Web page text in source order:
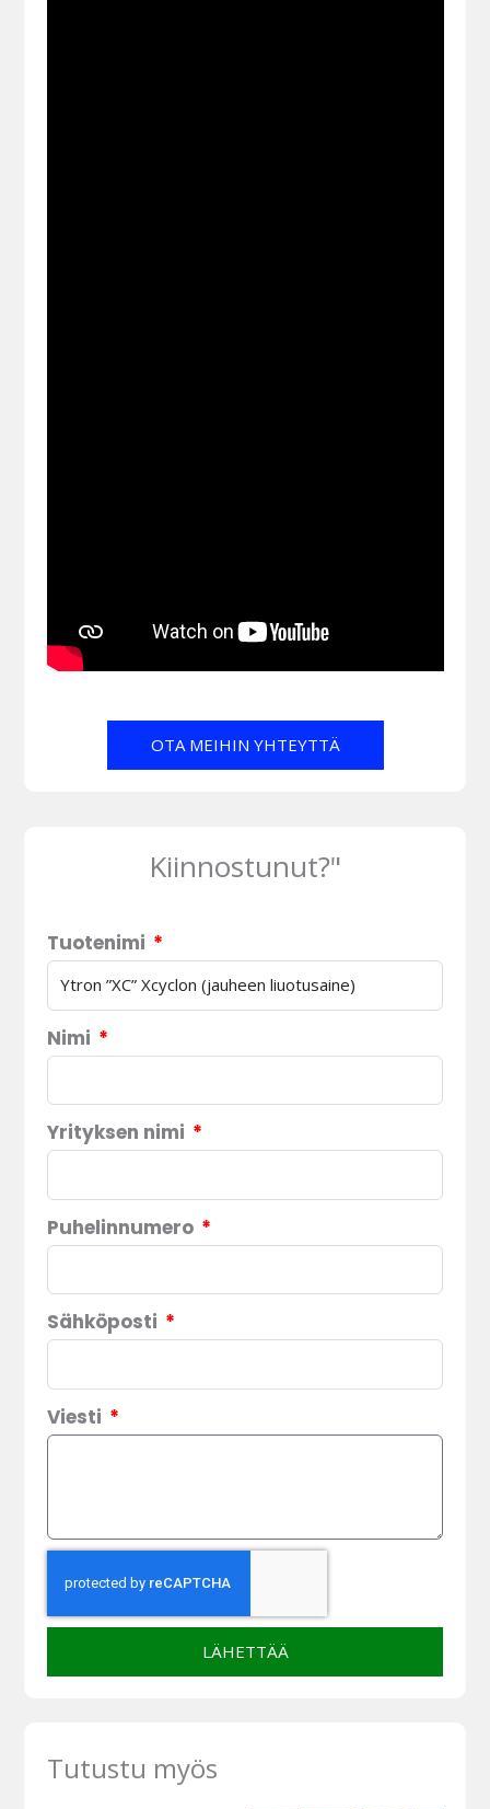
OTA MEIHIN YHTEYTTÄ
Kiinnostunut?"
Tuotenimi
Nimi
Yrityksen nimi
Puhelinnumero
Sähköposti
Viesti
LÄHETTÄÄ
Tutustu myös